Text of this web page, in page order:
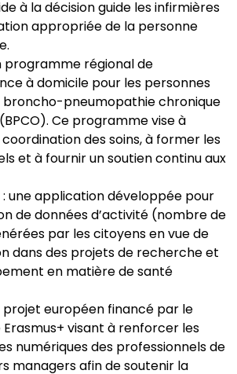
à la décision guide les infirmières
appropriée de la personne
programme régional de
à domicile pour les personnes
pneumopathie chronique
Ce programme vise à
des soins, à former les
et à fournir un soutien continu aux
: une application développée pour
de données d’activité (nombre de
par les citoyens en vue de
dans des projets de recherche et
en matière de santé
projet européen financé par le
visant à renforcer les
numériques des professionnels de
managers afin de soutenir la